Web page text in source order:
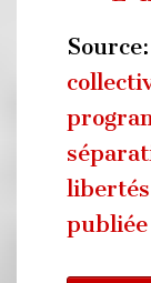
Source: